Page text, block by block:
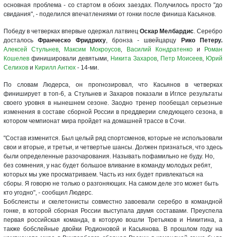
основная проблема - со стартом в обоих заездах. Получилось просто "до
свидания", - поделился впечатлениями от гонки после финиша Касьянов.
Победу в четверках впервые одержал латвиец Оскар Мелбардис. Серебро
досталосьФранческо Фридриху, бронза - швейцарцу
Рико Петеру.
Алексей Стульнев, Максим Мокроусов, Василий Кондратенкои
Роман
Кошелев финишировали девятыми, Никита Захаров, Петр Моисеев, Юрий
Селихов и Кирилл Антюх - 14-ми.
По словам Людерса, он прогнозировал, что Касьянов в четверках
финиширует в топ-6, а Стульнев и Захаров показали в Иглсе результаты
своего уровня в нынешнем сезоне. Заодно тренер пообещал серьезные
изменения в составе сборной России в преддверии следующего сезона, в
котором чемпионат мира пройдет на домашней трассе в Сочи.
"Состав изменится. Был целый ряд спортсменов, которые не использовали
свои и вторые, и третьи, и четвертые шансы. Должен признаться, что здесь
были определенные разочарования. Называть пофамильно не буду. Но,
без сомнения, у нас будет большое вливание в команду молодых ребят,
которых мы уже просматриваем. Часть из них будет привлекаться на
сборы. Я говорю не только о разгоняющих. На самом деле это может быть
кто угодно", - сообщил Людерс.
Бобслеисты и скелетонисты совместно завоевали серебро в командной
гонке, в которой сборная России выступала двумя составами. Преуспела
первая российская команда, в которую вошли Третьяков и Никитина, а
также бобслейные двойки Родионовой и Касьянова. В прошлом году на